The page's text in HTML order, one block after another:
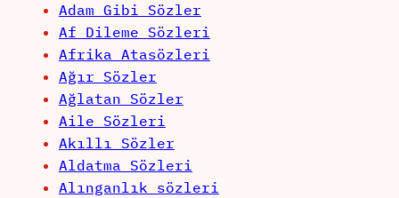
Adam Gibi Sözler
Af Dileme Sözleri
Afrika Atasözleri
Ağır Sözler
Ağlatan Sözler
Aile Sözleri
Akıllı Sözler
Aldatma Sözleri
Alınganlık sözleri